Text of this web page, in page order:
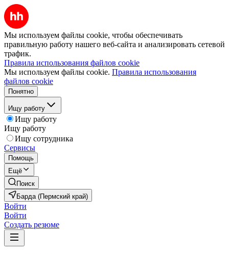
Мы используем файлы cookie, чтобы обеспечивать
правильную работу нашего веб-сайта и анализировать сетевой
трафик.
Правила использования файлов cookie
Мы используем файлы cookie. Правила использования
файлов cookie
Понятно
Ищу работу
Ищу работу
Ищу работу
Ищу сотрудника
Сервисы
Помощь
Ещё
Поиск
Барда (Пермский край)
Войти
Войти
Создать резюме